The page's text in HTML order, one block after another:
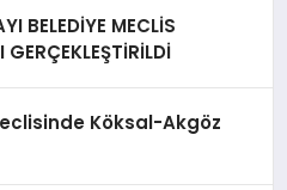
BELEDİYE MECLİS
Köksal-Akgöz